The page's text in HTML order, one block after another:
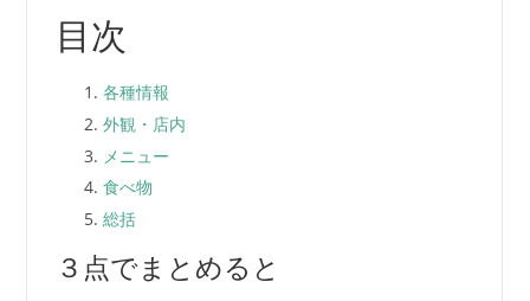
目次
各種情報
外観・店内
メニュー
食べ物
総括
３点でまとめると